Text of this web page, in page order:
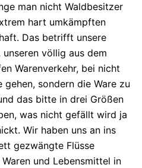
man nicht Waldbesitzer
hart umkämpften
Das betrifft unsere
unseren völlig aus dem
Warenverkehr, bei nicht
gehen, sondern die Ware zu
das bitte in drei Größen
was nicht gefällt wird ja
Wir haben uns an ins
gezwängte Flüsse
und Lebensmittel in